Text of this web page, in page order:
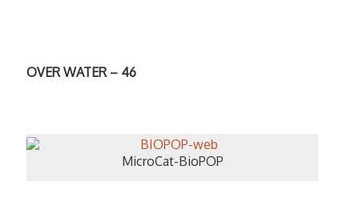
OVER WATER – 46
MicroCat-BioPOP